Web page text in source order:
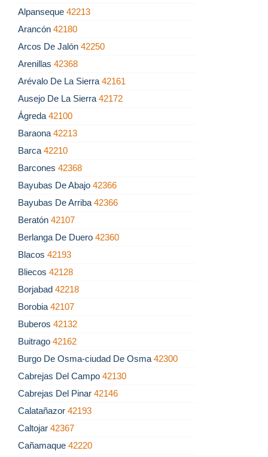
Alpanseque 42213
Arancón 42180
Arcos De Jalón 42250
Arenillas 42368
Arévalo De La Sierra 42161
Ausejo De La Sierra 42172
Ágreda 42100
Baraona 42213
Barca 42210
Barcones 42368
Bayubas De Abajo 42366
Bayubas De Arriba 42366
Beratón 42107
Berlanga De Duero 42360
Blacos 42193
Bliecos 42128
Borjabad 42218
Borobia 42107
Buberos 42132
Buitrago 42162
Burgo De Osma-ciudad De Osma 42300
Cabrejas Del Campo 42130
Cabrejas Del Pinar 42146
Calatañazor 42193
Caltojar 42367
Cañamaque 42220